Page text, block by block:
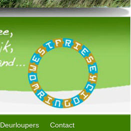
Deurloupers Contact